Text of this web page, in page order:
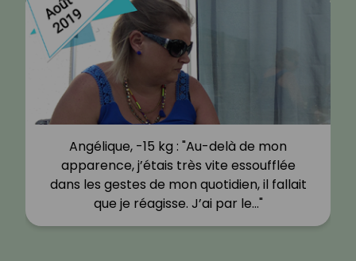
Angélique, -15 kg : "Au-delà de mon
apparence, j’étais très vite essoufflée
dans les gestes de mon quotidien, il fallait
que je réagisse. J’ai par le…"